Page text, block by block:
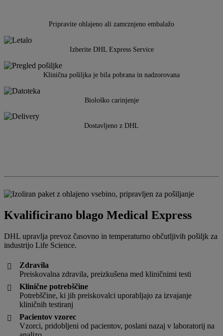
Pripravite ohlajeno ali zamrznjeno embalažo
Izberite DHL Express Service
Klinična pošiljka je bila pobrana in nadzorovana
Biološko carinjenje
Dostavljeno z DHL
Kvalificirano blago Medical Express
DHL upravlja prevoz časovno in temperaturno občutljivih pošiljk za
industrijo Life Science.

Zdravila
Preiskovalna zdravila, preizkušena med kliničnimi testi

Klinične potrebščine
Potrebščine, ki jih preiskovalci uporabljajo za izvajanje
kliničnih testiranj

Pacientov vzorec
Vzorci, pridobljeni od pacientov, poslani nazaj v laboratorij na